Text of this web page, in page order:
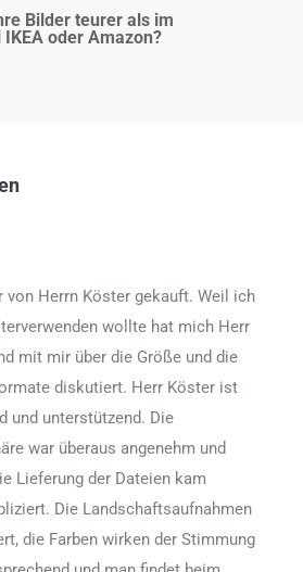
Bilder teurer als im
oder Amazon?
von Herrn Köster gekauft. Weil ich
wollte hat mich Herr
mit mir über die Größe und die
diskutiert. Herr Köster ist
und unterstützend. Die
war überaus angenehm und
Lieferung der Dateien kam
Die Landschaftsaufnahmen
die Farben wirken der Stimmung